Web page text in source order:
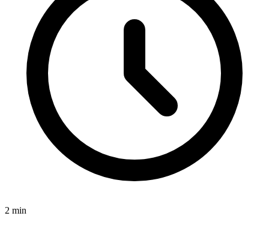
2 min